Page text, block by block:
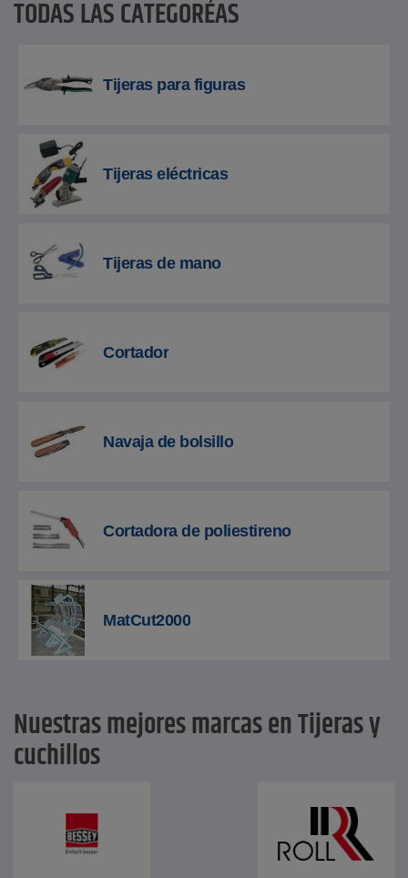
TODAS LAS CATEGORÍAS
Tijeras para figuras
Tijeras eléctricas
Tijeras de mano
Cortador
Navaja de bolsillo
Cortadora de poliestireno
MatCut2000
Nuestras mejores marcas en Tijeras y
cuchillos